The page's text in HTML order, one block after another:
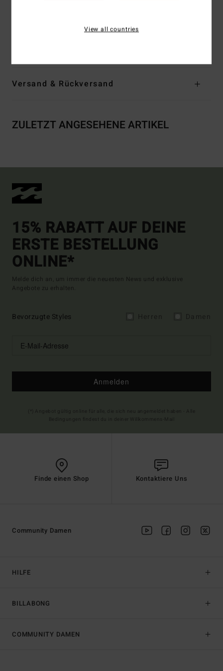
Versand & Rückversand
ZULETZT ANGESEHENE ARTIKEL
15% RABATT AUF DEINE
ERSTE BESTELLUNG
ONLINE*
Melde dich an, um immer die neuesten News und exklusive
Angebote zu erhalten.
Bevorzugte Styles
Anmelden
Finde einen Shop Kontaktiere Uns
HILFE
BILLABONG
Community Damen
COMMUNITY DAMEN
View all countries